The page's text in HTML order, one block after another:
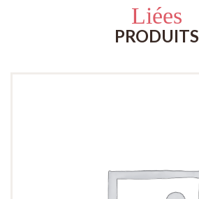
Liées
PRODUITS